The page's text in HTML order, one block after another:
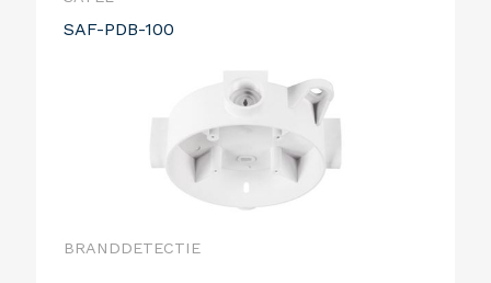
SAF-PDB-100
BRANDDETECTIE